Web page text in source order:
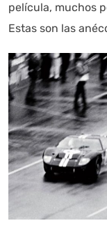
película, muchos
Estas son las